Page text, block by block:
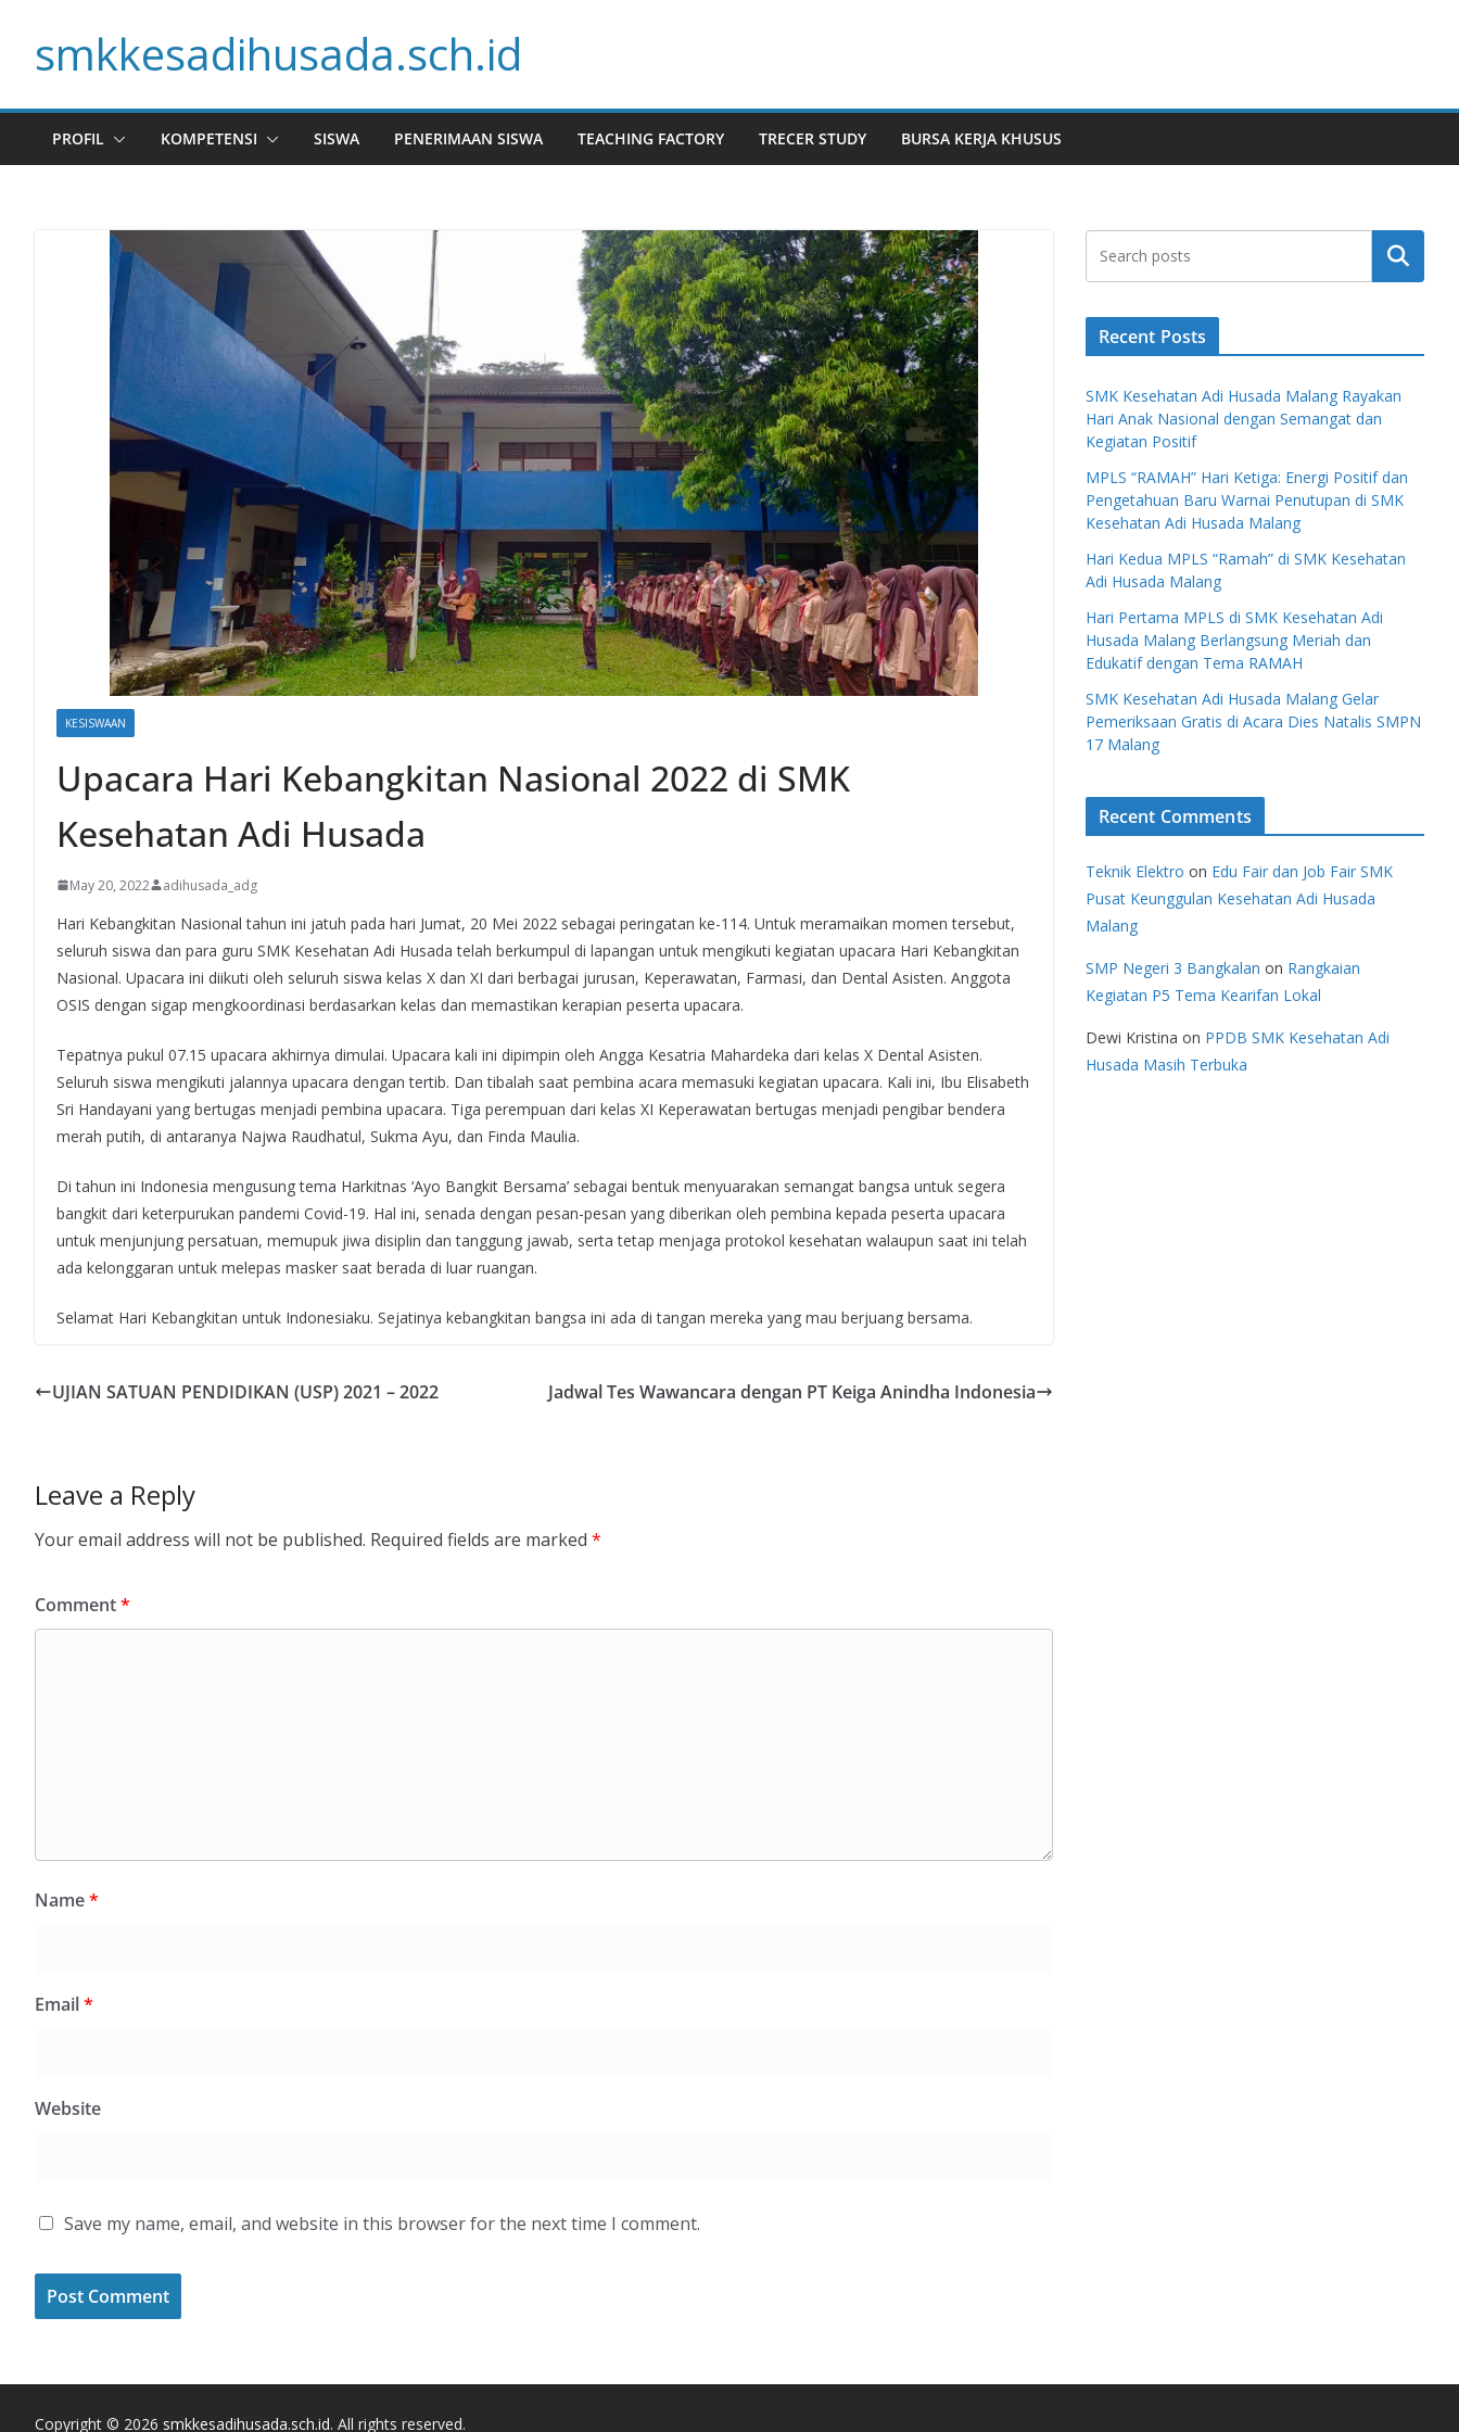
contentsmkkesadihusada.sch.id
PROFIL KOMPETENSI SISWA PENERIMAAN SISWA TEACHING FACTORY TRECER STUDY BURSA KERJA KHUSUS
KESISWAAN
Upacara Hari Kebangkitan Nasional 2022 di SMK
Kesehatan Adi Husada
May 20, 2022 adihusada_adg
Hari Kebangkitan Nasional tahun ini jatuh pada hari Jumat, 20 Mei 2022 sebagai peringatan ke-114. Untuk meramaikan momen tersebut,
seluruh siswa dan para guru SMK Kesehatan Adi Husada telah berkumpul di lapangan untuk mengikuti kegiatan upacara Hari Kebangkitan
Nasional. Upacara ini diikuti oleh seluruh siswa kelas X dan XI dari berbagai jurusan, Keperawatan, Farmasi, dan Dental Asisten. Anggota
OSIS dengan sigap mengkoordinasi berdasarkan kelas dan memastikan kerapian peserta upacara.
Tepatnya pukul 07.15 upacara akhirnya dimulai. Upacara kali ini dipimpin oleh Angga Kesatria Mahardeka dari kelas X Dental Asisten.
Seluruh siswa mengikuti jalannya upacara dengan tertib. Dan tibalah saat pembina acara memasuki kegiatan upacara. Kali ini, Ibu Elisabeth
Sri Handayani yang bertugas menjadi pembina upacara. Tiga perempuan dari kelas XI Keperawatan bertugas menjadi pengibar bendera
merah putih, di antaranya Najwa Raudhatul, Sukma Ayu, dan Finda Maulia.
Di tahun ini Indonesia mengusung tema Harkitnas ‘Ayo Bangkit Bersama’ sebagai bentuk menyuarakan semangat bangsa untuk segera
bangkit dari keterpurukan pandemi Covid-19. Hal ini, senada dengan pesan-pesan yang diberikan oleh pembina kepada peserta upacara
untuk menjunjung persatuan, memupuk jiwa disiplin dan tanggung jawab, serta tetap menjaga protokol kesehatan walaupun saat ini telah
ada kelonggaran untuk melepas masker saat berada di luar ruangan.
Selamat Hari Kebangkitan untuk Indonesiaku. Sejatinya kebangkitan bangsa ini ada di tangan mereka yang mau berjuang bersama.
UJIAN SATUAN PENDIDIKAN (USP) 2021 – 2022 Jadwal Tes Wawancara dengan PT Keiga Anindha Indonesia
Leave a Reply
Your email address will not be published. Required fields are marked *
Comment*
Name*
Email*
Website
Save my name, email, and website in this browser for the next time I comment.
Search
Recent Posts
SMK Kesehatan Adi Husada Malang Rayakan
Hari Anak Nasional dengan Semangat dan
Kegiatan Positif
MPLS “RAMAH” Hari Ketiga: Energi Positif dan
Pengetahuan Baru Warnai Penutupan di SMK
Kesehatan Adi Husada Malang
Hari Kedua MPLS “Ramah” di SMK Kesehatan
Adi Husada Malang
Hari Pertama MPLS di SMK Kesehatan Adi
Husada Malang Berlangsung Meriah dan
Edukatif dengan Tema RAMAH
SMK Kesehatan Adi Husada Malang Gelar
Pemeriksaan Gratis di Acara Dies Natalis SMPN
17 Malang
Recent Comments
Teknik Elektro on Edu Fair dan Job Fair SMK
Pusat Keunggulan Kesehatan Adi Husada
Malang
SMP Negeri 3 Bangkalan on Rangkaian
Kegiatan P5 Tema Kearifan Lokal
Dewi Kristina on PPDB SMK Kesehatan Adi
Husada Masih Terbuka
Copyright © 2026 smkkesadihusada.sch.id. All rights reserved.